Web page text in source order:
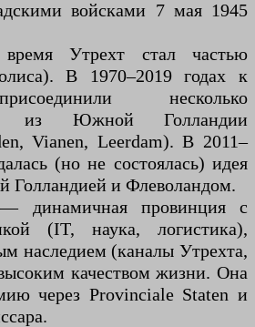
войсками 7 мая 1945
Утрехт стал частью
В 1970–2019 годах к
несколько
из Южной Голландии
Vianen, Leerdam). В 2011–
(но не состоялась) идея
Голландией и Флеволандом.
динамичная провинция с
(IT, наука, логистика),
наследием (каналы Утрехта,
качеством жизни. Она
через Provinciale Staten и